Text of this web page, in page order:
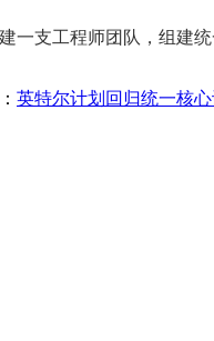
一支工程师团队，组建
英特尔计划回归统一核